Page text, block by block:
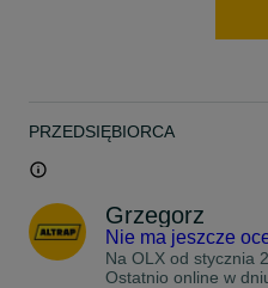
PRZEDSIĘBIORCA
Grzegorz
Nie ma jeszcze
Na OLX od stycznia
Ostatnio online w